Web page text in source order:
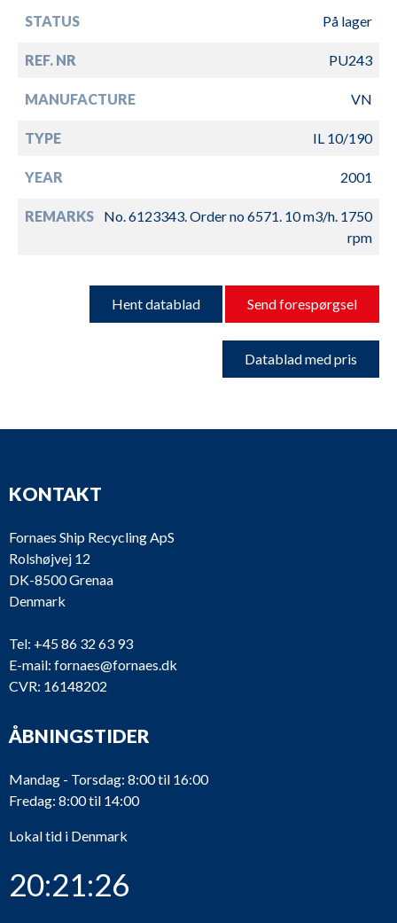
STATUS På lager
REF. NR PU243
MANUFACTURE VN
TYPE IL 10/190
YEAR 2001
REMARKS
No. 6123343. Order no 6571. 10 m3/h. 1750
rpm
Hent datablad Send forespørgsel
Datablad med pris
KONTAKT
Fornaes Ship Recycling ApS
Rolshøjvej 12
DK-8500 Grenaa
Denmark
Tel: +45 86 32 63 93
E-mail: fornaes@fornaes.dk
CVR: 16148202
ÅBNINGSTIDER
Mandag - Torsdag: 8:00 til 16:00
Fredag: 8:00 til 14:00
Lokal tid i Denmark
20:21:27